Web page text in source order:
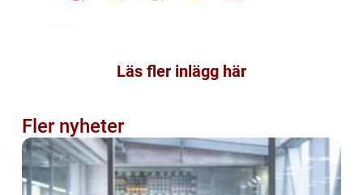
Läs fler inlägg här
Fler nyheter